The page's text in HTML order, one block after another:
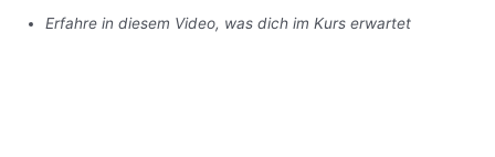
Erfahre in diesem Video, was dich im Kurs erwartet